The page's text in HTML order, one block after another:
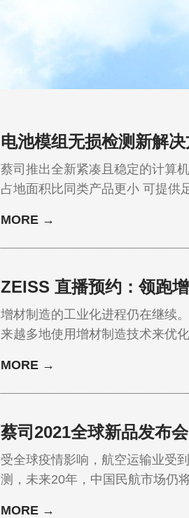
电池模组无损检测新解
蔡司推出全新紧凑且稳定的计算机断层扫描
占地面积比同类产品更小 可提供足够的穿透强度，准确检测结构严密的大型电池模组 可以充分
MORE →
ZEISS 直播预约：领跑
增材制造的工业化进程仍在继续
来越多地使用增材制造技术来优
MORE →
蔡司2021全球新品发布
受全球疫情影响，航空运输业受
测，未来20年，中国民航市场仍
MORE →